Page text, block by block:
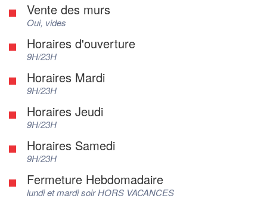
Vente des murs
Oui, vides
Horaires d'ouverture
9H/23H
Horaires Mardi
9H/23H
Horaires Jeudi
9H/23H
Horaires Samedi
9H/23H
Fermeture Hebdomadaire
lundi et mardi soir HORS VACANCES